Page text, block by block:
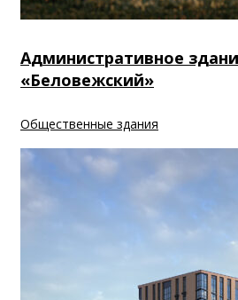
Административное
«Беловежский»
Общественные здания